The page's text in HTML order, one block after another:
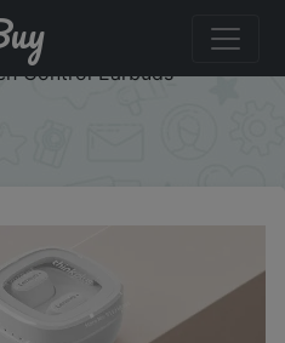
Lenovo XT62 TWS
5.3 HiFi Sport Noise
Control Earbuds